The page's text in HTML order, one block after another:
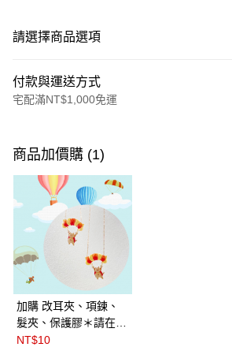
請選擇商品選項
付款與運送方式
宅配滿NT$1,000免運
信用卡一次付款
LINE Pay
Apple Pay
Google Pay
全盈+PAY
ATM付款
商品加價購 (1)
加購 改耳夾、項鍊、
髮夾、保護膠＊請在訂
單備註商品及欲修改的
NT$10